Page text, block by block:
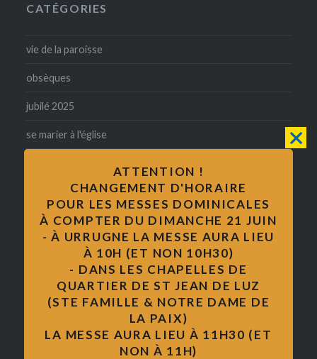
CATÉGORIES
vie de la paroisse
obsèques
jubilé 2025
se marier à l'église
catholicité
formation des adultes
pape François
ATTENTION !
CHANGEMENT D'HORAIRE
POUR LES MESSES DOMINICALES
À COMPTER DU DIMANCHE 21 JUIN
- À URRUGNE LA MESSE AURA LIEU
À 10H (ET NON 10H30)
- DANS LES CHAPELLES DE
QUARTIER DE ST JEAN DE LUZ
(STE FAMILLE & NOTRE DAME DE
LA PAIX)
LA MESSE AURA LIEU À 11H30 (ET
NON À 11H)